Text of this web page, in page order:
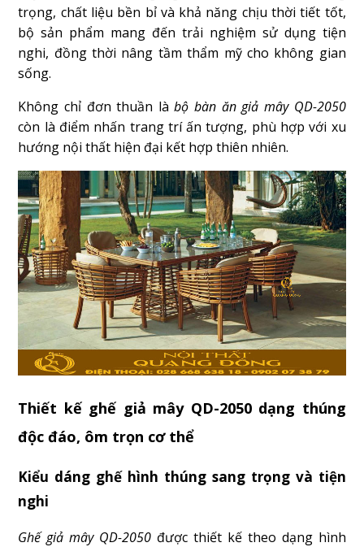
trọng, chất liệu bền bỉ và khả năng chịu thời tiết tốt,
bộ sản phẩm mang đến trải nghiệm sử dụng tiện
nghi, đồng thời nâng tầm thẩm mỹ cho không gian
sống.
Không chỉ đơn thuần là bộ bàn ăn giả mây QD-2050
còn là điểm nhấn trang trí ấn tượng, phù hợp với xu
hướng nội thất hiện đại kết hợp thiên nhiên.
Thiết kế ghế giả mây QD-2050 dạng thúng
độc đáo, ôm trọn cơ thể
Kiểu dáng ghế hình thúng sang trọng và tiện
nghi
Ghế giả mây QD-2050 được thiết kế theo dạng hình